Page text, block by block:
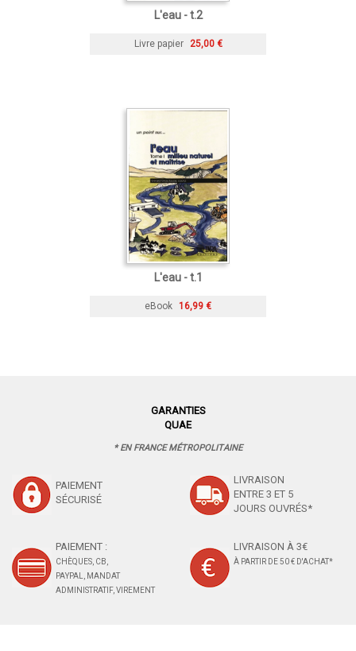
L'eau - t.2
Livre papier 25,00 €
L'eau - t.1
eBook 16,99 €
GARANTIES
QUAE
* EN FRANCE MÉTROPOLITAINE
PAIEMENT
SÉCURISÉ
LIVRAISON
ENTRE 3 ET 5
JOURS OUVRÉS*
PAIEMENT :
CHÈQUES, CB,
PAYPAL, MANDAT
ADMINISTRATIF, VIREMENT
LIVRAISON À 3€
À PARTIR DE 50 € D'ACHAT*